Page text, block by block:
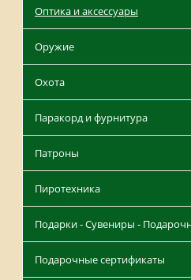
Оптика и аксессуары
Оружие
Охота
Паракорд и фурнитура
Патроны
Пиротехника
Подарки - Сувениры -
Подарочные сертификаты